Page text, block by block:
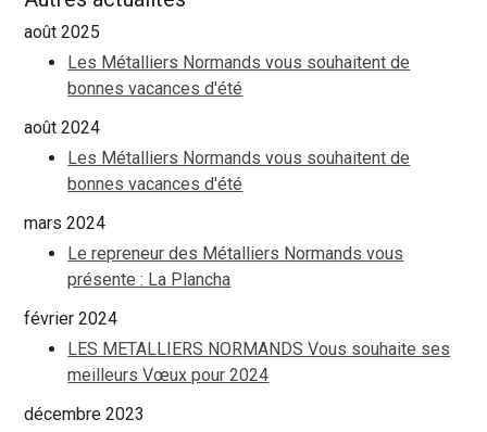
août 2025
Les Métalliers Normands vous souhaitent de
bonnes vacances d'été
août 2024
Les Métalliers Normands vous souhaitent de
bonnes vacances d'été
mars 2024
Le repreneur des Métalliers Normands vous
présente : La Plancha
février 2024
LES METALLIERS NORMANDS Vous souhaite ses
meilleurs Vœux pour 2024
décembre 2023